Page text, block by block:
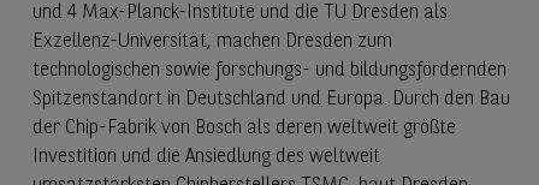
und 4 Max-Planck-Institute und die TU Dresden als
Exzellenz-Universität, machen Dresden zum
technologischen sowie forschungs- und bildungsfördernden
Spitzenstandort in Deutschland und Europa. Durch den Bau
der Chip-Fabrik von Bosch als deren weltweit größte
Investition und die Ansiedlung des weltweit